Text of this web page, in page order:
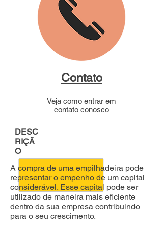
Contato
Veja como entrar em
contato conosco
DESC
RIÇÃ
O
A compra de uma empilhadeira pode
representar o empenho de um capital
considerável. Esse capital pode ser
utilizado de maneira mais eficiente
dentro da sua empresa contribuindo
para o seu crescimento.